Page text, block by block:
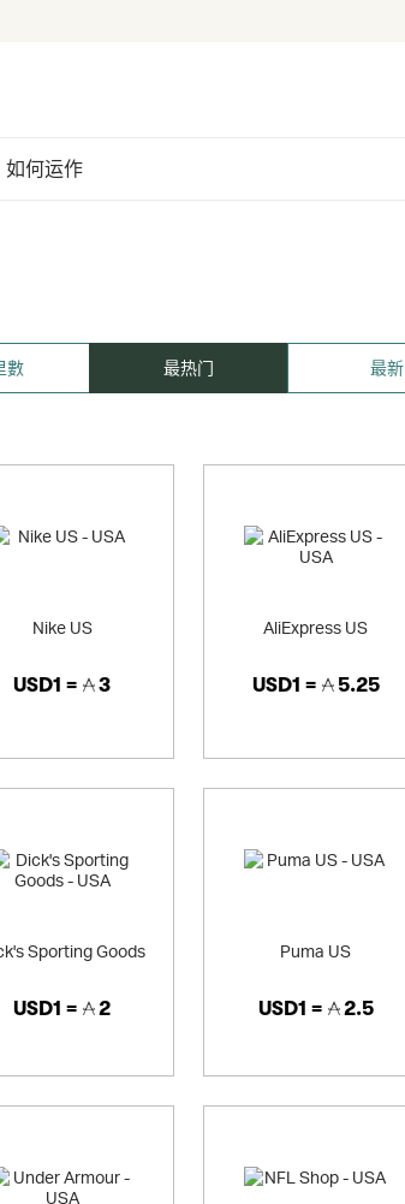
如何运作
數 最热门 最新
Nike US
USD1 = 3
AliExpress US
USD1 = 5.25
Sporting Goods
USD1 = 2
Puma US
USD1 = 2.5